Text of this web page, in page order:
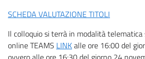
SCHEDA VALUTAZIONE TITOLI
Il colloquio si terrà in modalità
online TEAMS LINKalle ore 16:00 del